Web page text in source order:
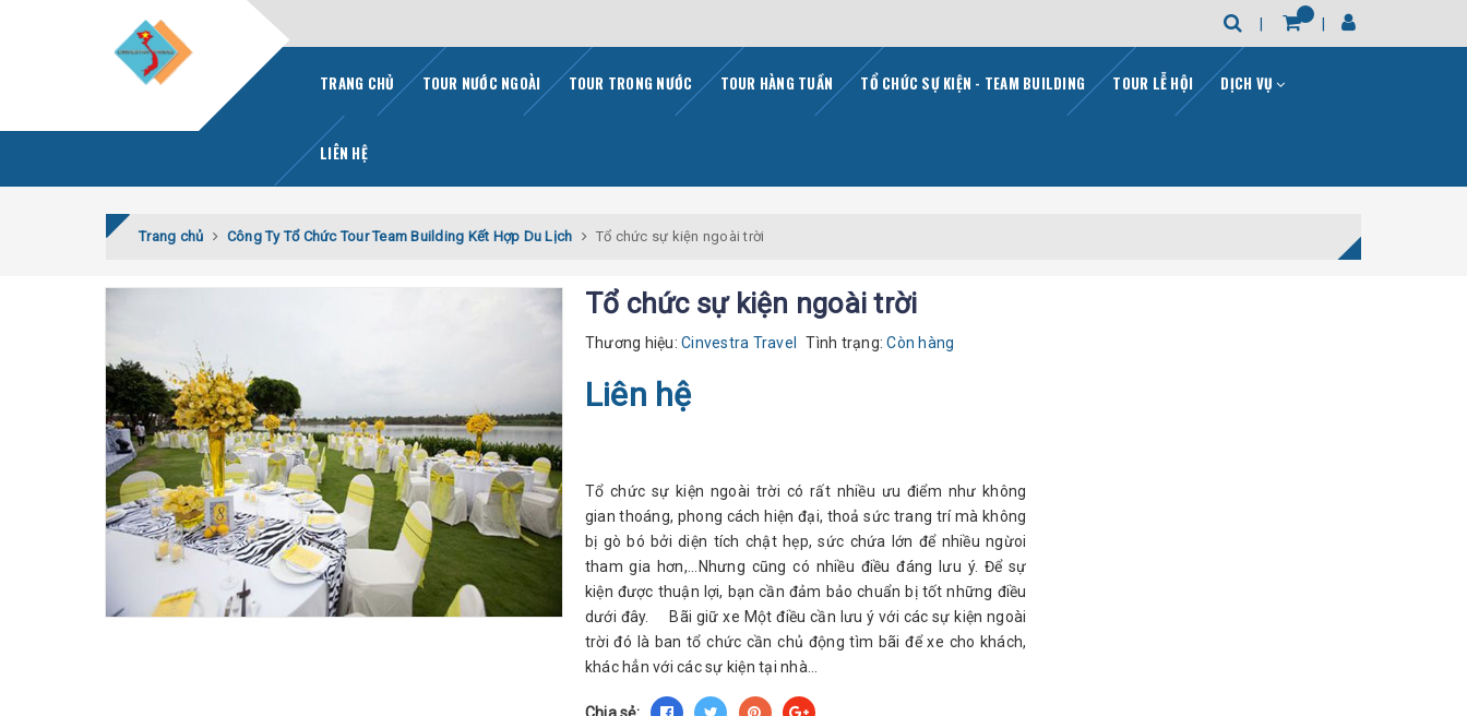
TRANG CHỦ TOUR NƯỚC NGOÀI TOUR TRONG NƯỚC TOUR HÀNG TUẦN TỔ CHỨC SỰ KIỆN - TEAM BUILDING TOUR LỄ HỘI DỊCH VỤ
LIÊN HỆ
Trang chủ Công Ty Tổ Chức Tour Team Building Kết Hợp Du Lịch Tổ chức sự kiện ngoài trời
Tổ chức sự kiện ngoài trời
Thương hiệu: Cinvestra Travel Tình trạng:Còn hàng
Liên hệ
Tổ chức sự kiện ngoài trời có rất nhiều ưu điểm như không
gian thoáng, phong cách hiện đại, thoả sức trang trí mà không
bị gò bó bởi diện tích chật hẹp, sức chứa lớn để nhiều ngừoi
tham gia hơn,...Nhưng cũng có nhiều điều đáng lưu ý. Để sự
kiện được thuận lợi, bạn cần đảm bảo chuẩn bị tốt những điều
dưới đây. Bãi giữ xe Một điều cần lưu ý với các sự kiện ngoài
trời đó là ban tổ chức cần chủ động tìm bãi để xe cho khách,
khác hẳn với các sự kiện tại nhà...